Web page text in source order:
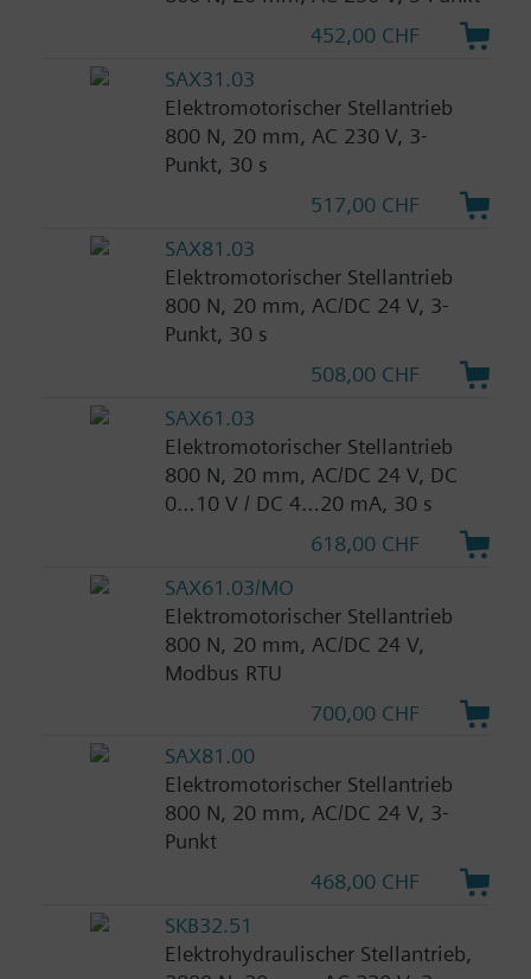
452,00 CHF
SAX31.03
Elektromotorischer Stellantrieb
800 N, 20 mm, AC 230 V, 3-
Punkt, 30 s
517,00 CHF
SAX81.03
Elektromotorischer Stellantrieb
800 N, 20 mm, AC/DC 24 V, 3-
Punkt, 30 s
508,00 CHF
SAX61.03
Elektromotorischer Stellantrieb
800 N, 20 mm, AC/DC 24 V, DC
0…10 V / DC 4…20 mA, 30 s
618,00 CHF
SAX61.03/MO
Elektromotorischer Stellantrieb
800 N, 20 mm, AC/DC 24 V,
Modbus RTU
700,00 CHF
SAX81.00
Elektromotorischer Stellantrieb
800 N, 20 mm, AC/DC 24 V, 3-
Punkt
468,00 CHF
SKB32.51
Elektrohydraulischer Stellantrieb,